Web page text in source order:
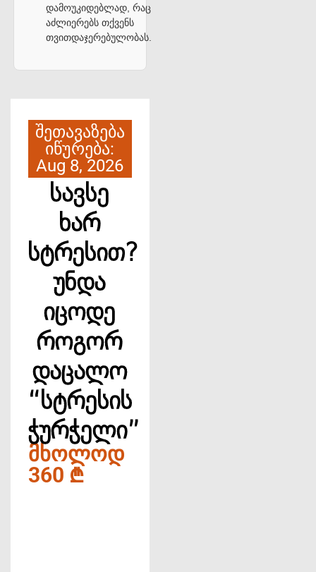
დამოუკიდებლად, რაც
აძლიერებს თქვენს
თვითდაჯერებულობას.
შეთავაზება
იწურება:
Aug 8, 2026
სავსე
ხარ
სტრესით?
უნდა
იცოდე
როგორ
დაცალო
“სტრესის
ჭურჭელი”
ᲛᲮᲝᲚᲝᲓ
360 ₾